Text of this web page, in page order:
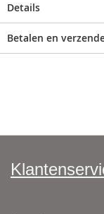
Details
Betalen en